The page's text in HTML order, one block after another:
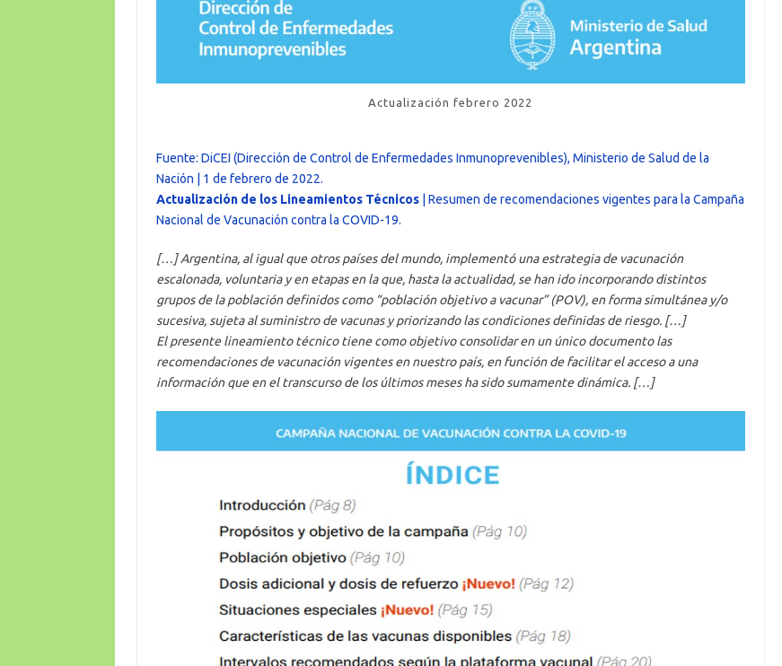
Actualización febrero 2022
Fuente: DiCEI (Dirección de Control de Enfermedades Inmunoprevenibles), Ministerio de Salud de la
Nación | 1 de febrero de 2022.
Actualización de los Lineamientos Técnicos| Resumen de recomendaciones vigentes para la Campaña
Nacional de Vacunación contra la COVID-19.
[…] Argentina, al igual que otros países del mundo, implementó una estrategia de vacunación
escalonada, voluntaria y en etapas en la que, hasta la actualidad, se han ido incorporando distintos
grupos de la población definidos como “población objetivo a vacunar” (POV), en forma simultánea y/o
sucesiva, sujeta al suministro de vacunas y priorizando las condiciones definidas de riesgo. […]
El presente lineamiento técnico tiene como objetivo consolidar en un único documento las
recomendaciones de vacunación vigentes en nuestro país, en función de facilitar el acceso a una
información que en el transcurso de los últimos meses ha sido sumamente dinámica. […]